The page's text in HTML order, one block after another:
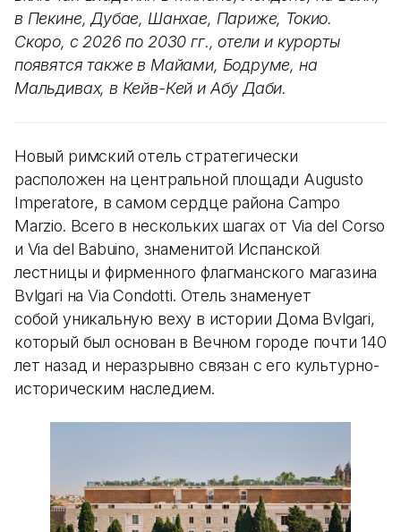
в Пекине, Дубае, Шанхае, Париже, Токио.
Скоро, с 2026 по 2030 гг., отели и курорты
появятся также в Майами, Бодруме, на
Мальдивах, в Кейв-Кей и Абу Даби.
Новый римский отель стратегически
расположен на центральной площади Augusto
Imperatore, в самом сердце района Campo
Marzio. Всего в нескольких шагах от Via del Corso
и Via del Babuino, знаменитой Испанской
лестницы и фирменного флагманского магазина
Bvlgari на Via Condotti. Отель знаменует
собой уникальную веху в истории Дома Bvlgari,
который был основан в Вечном городе почти 140
лет назад и неразрывно связан с его культурно-
историческим наследием.